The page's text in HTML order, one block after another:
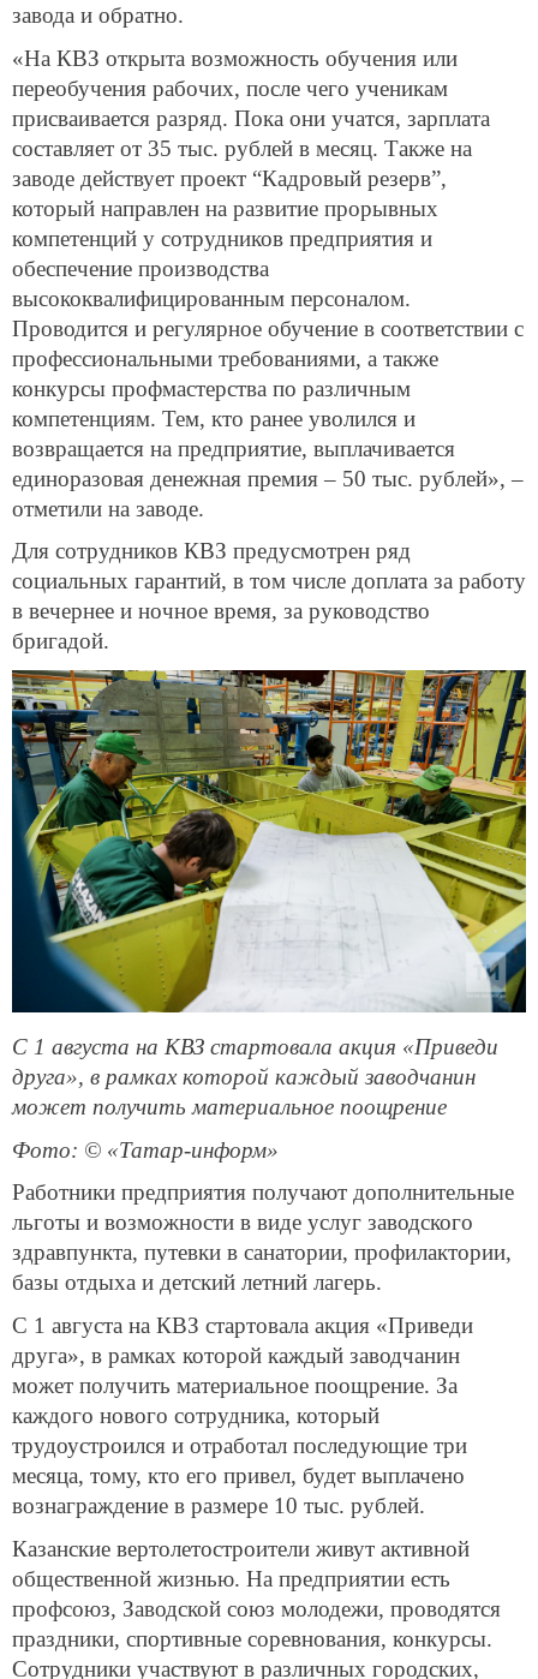
завода и обратно.
«На КВЗ открыта возможность обучения или
переобучения рабочих, после чего ученикам
присваивается разряд. Пока они учатся, зарплата
составляет от 35 тыс. рублей в месяц. Также на
заводе действует проект “Кадровый резерв”,
который направлен на развитие прорывных
компетенций у сотрудников предприятия и
обеспечение производства
высококвалифицированным персоналом.
Проводится и регулярное обучение в соответствии с
профессиональными требованиями, а также
конкурсы профмастерства по различным
компетенциям. Тем, кто ранее уволился и
возвращается на предприятие, выплачивается
единоразовая денежная премия – 50 тыс. рублей», –
отметили на заводе.
Для сотрудников КВЗ предусмотрен ряд
социальных гарантий, в том числе доплата за работу
в вечернее и ночное время, за руководство
бригадой.
С 1 августа на КВЗ стартовала акция «Приведи
друга», в рамках которой каждый заводчанин
может получить материальное поощрение
Фото: © «Татар-информ»
Работники предприятия получают дополнительные
льготы и возможности в виде услуг заводского
здравпункта, путевки в санатории, профилактории,
базы отдыха и детский летний лагерь.
С 1 августа на КВЗ стартовала акция «Приведи
друга», в рамках которой каждый заводчанин
может получить материальное поощрение. За
каждого нового сотрудника, который
трудоустроился и отработал последующие три
месяца, тому, кто его привел, будет выплачено
вознаграждение в размере 10 тыс. рублей.
Казанские вертолетостроители живут активной
общественной жизнью. На предприятии есть
профсоюз, Заводской союз молодежи, проводятся
праздники, спортивные соревнования, конкурсы.
Сотрудники участвуют в различных городских,